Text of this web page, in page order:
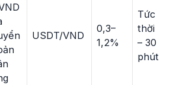
USDT/VND
0,3–
1,2%
Tức
thời
– 30
phút